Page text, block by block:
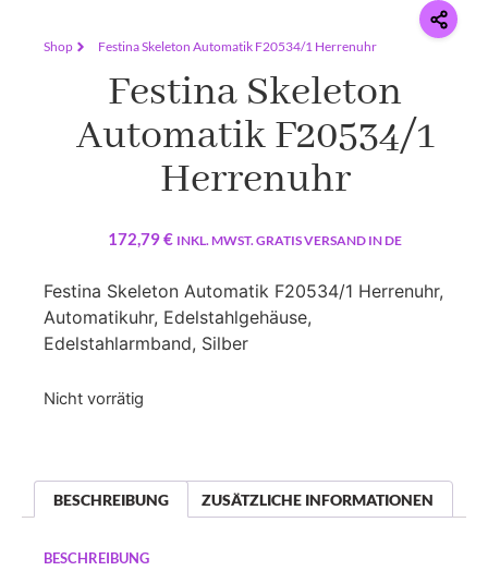
Shop Festina Skeleton Automatik F20534/1 Herrenuhr
Festina Skeleton
Automatik F20534/1
Herrenuhr
172,79€ INKL. MWST. GRATIS VERSAND IN DE
Festina Skeleton Automatik F20534/1 Herrenuhr,
Automatikuhr, Edelstahlgehäuse,
Edelstahlarmband, Silber
Nicht vorrätig
BESCHREIBUNG ZUSÄTZLICHE INFORMATIONEN
BESCHREIBUNG